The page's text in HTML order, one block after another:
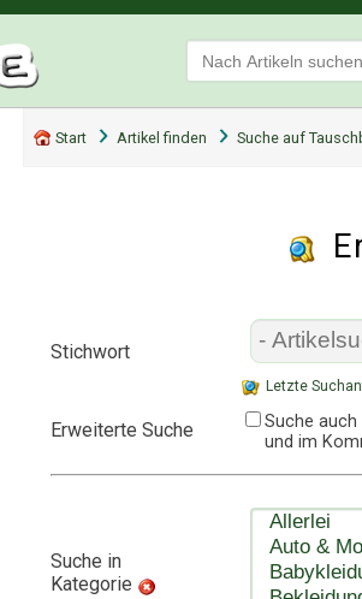
Start Artikel finden Suche auf
Stichwort
Letzte
Erweiterte Suche
Suche auch
und im
Suche in
Kategorie